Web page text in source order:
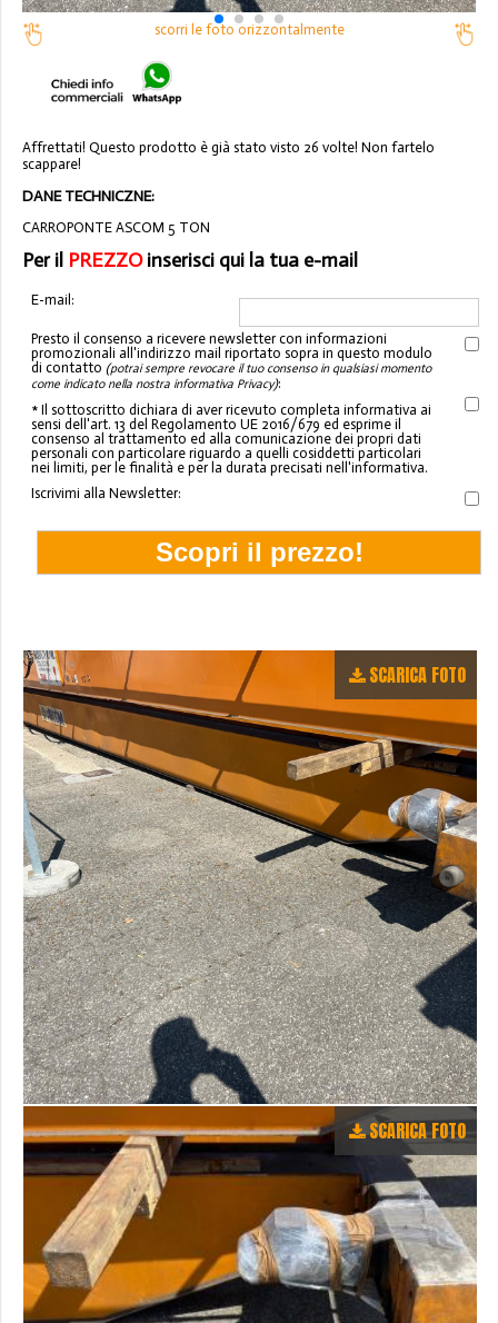
scorri le foto orizzontalmente
Affrettati! Questo prodotto è già stato visto 26 volte! Non fartelo
scappare!
DANE TECHNICZNE:
CARROPONTE ASCOM 5 TON
Per il PREZZOinserisci qui la tua e-mail
E-mail:
Presto il consenso a ricevere newsletter con informazioni
promozionali all'indirizzo mail riportato sopra in questo modulo
di contatto (potrai sempre revocare il tuo consenso in qualsiasi momento
come indicato nella nostra informativa Privacy):
* Il sottoscritto dichiara di aver ricevuto completa informativa ai
sensi dell'art. 13 del Regolamento UE 2016/679 ed esprime il
consenso al trattamento ed alla comunicazione dei propri dati
personali con particolare riguardo a quelli cosiddetti particolari
nei limiti, per le finalità e per la durata precisati nell'informativa.
Iscrivimi alla Newsletter:
SCARICA FOTO
SCARICA FOTO